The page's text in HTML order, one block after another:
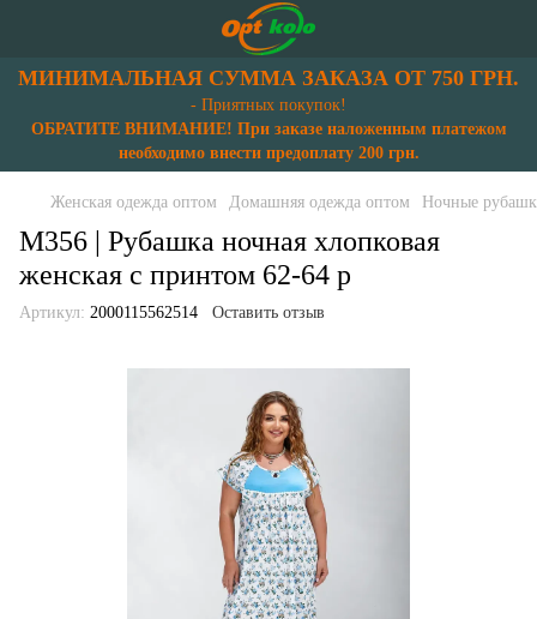
МИНИМАЛЬНАЯ СУММА ЗАКАЗА ОТ 750 ГРН.
- Приятных покупок!
ОБРАТИТЕ ВНИМАНИЕ! При заказе наложенным платежом
необходимо внести предоплату 200 грн.
Женская одежда оптом Домашняя одежда оптом Ночные
М356 | Рубашка ночная хлопковая
женская с принтом 62-64 р
Артикул: 2000115562514 Оставить отзыв